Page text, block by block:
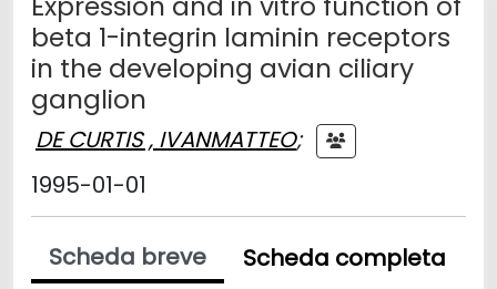
beta 1-integrin laminin receptors
in the developing avian ciliary
ganglion
DE CURTIS , IVANMATTEO;
1995-01-01
Scheda breve
Scheda completa